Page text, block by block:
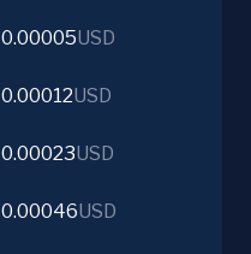
0.00005USD
0.00012USD
0.00023USD
0.00046USD